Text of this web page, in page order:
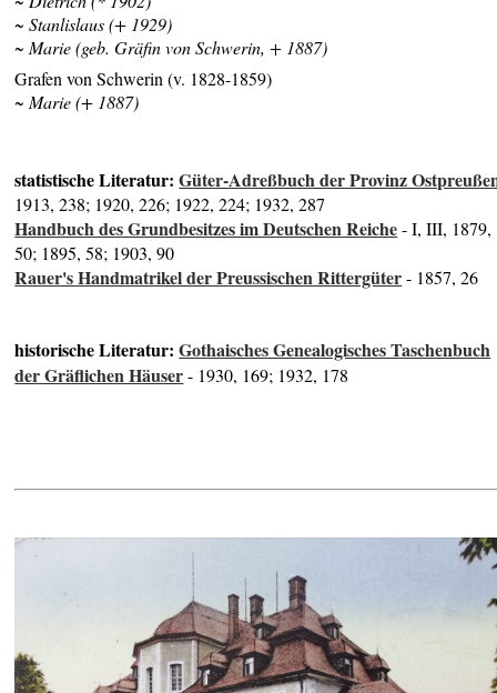
~ Stanlislaus (+ 1929)
~ Marie (geb. Gräfin von Schwerin, + 1887)
Grafen von Schwerin (v. 1828-1859)
~ Marie (+ 1887)
statistische Literatur:Güter-Adreßbuch der Provinz
1913, 238; 1920, 226; 1922, 224; 1932, 287
Handbuch des Grundbesitzes im Deutschen Reiche- I, III, 1879,
50; 1895, 58; 1903, 90
Rauer's Handmatrikel der Preussischen Rittergüter- 1857, 26
historische Literatur:Gothaisches Genealogisches Taschenbuch
der Gräflichen Häuser- 1930, 169; 1932, 178